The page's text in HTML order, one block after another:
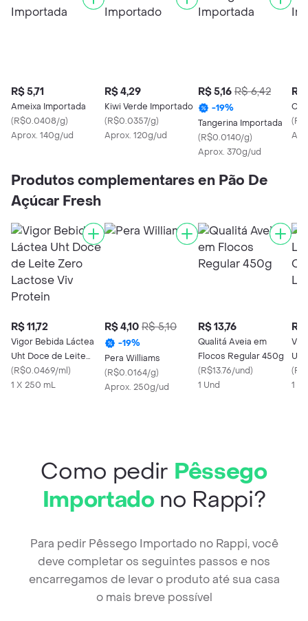
R$ 5,71
Ameixa Importada
(R$0.0408/g)
Aprox. 140g/ud
R$ 4,29
Kiwi Verde Importado
(R$0.0357/g)
Aprox. 120g/ud
R$ 5,16 R$ 6,42
-19%
Tangerina Importada
(R$0.0140/g)
Aprox. 370g/ud
R$
(
Produtos complementares en Pão De
Açúcar Fresh
R$ 11,72
Vigor Bebida Láctea
Uht Doce de Leite
Zero Lactose Viv
Protein
(R$0.0469/ml)
1 X 250 mL
R$ 4,10 R$ 5,10
-19%
Pera Williams
(R$0.0164/g)
Aprox. 250g/ud
R$ 13,76
Qualitá Aveia em
Flocos Regular 450g
(R$13.76/und)
1 Und
R$
(
1 X
Como pedir Pêssego
Importadono Rappi?
Para pedir Pêssego Importado no Rappi, você
deve completar os seguintes passos e nos
encarregamos de levar o produto até sua casa
o mais breve possível